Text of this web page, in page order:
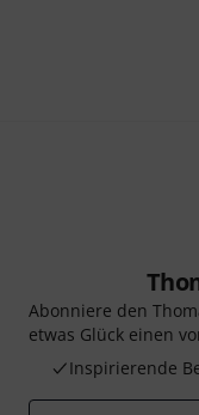
Abonniere den
etwas Glück einen
Inspirierende